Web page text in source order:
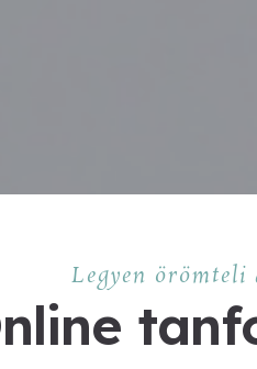
Legyen örömteli